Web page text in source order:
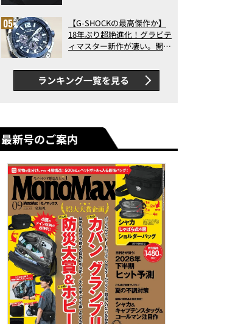
アの実力
【G-SHOCKの最高傑作か】
18年ぶり超絶進化！グラビテ
ィマスター新作が凄い。開発
新ムーブメントの衝撃
ランキング一覧を見る
最新号のご案内